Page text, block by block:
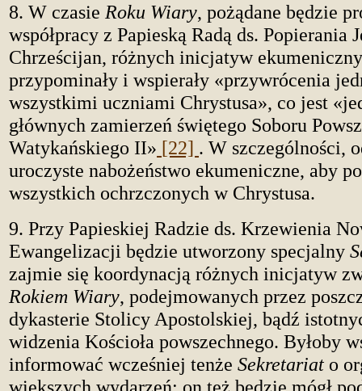
8. W czasie Roku Wiary, pożądane będzie
współpracy z Papieską Radą ds. Popierania
Chrześcijan, różnych inicjatyw
przypominały i wspierały «przywrócenia
wszystkimi uczniami Chrystusa», co jest
głównych zamierzeń świętego Soboru
Watykańskiego II» [22] . W szczególności,
uroczyste nabożeństwo ekumeniczne, aby
wszystkich ochrzczonych w Chrystusa.
9. Przy Papieskiej Radzie ds. Krzewienia
Ewangelizacji będzie utworzony specjalny
zajmie się koordynacją różnych inicjatyw
Rokiem Wiary, podejmowanych przez
dykasterie Stolicy Apostolskiej, bądź
widzenia Kościoła powszechnego. Byłoby
informować wcześniej tenże Sekretariat o
większych wydarzeń; on też będzie mógł